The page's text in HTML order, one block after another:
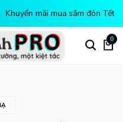
Tết.Mua ngay
0